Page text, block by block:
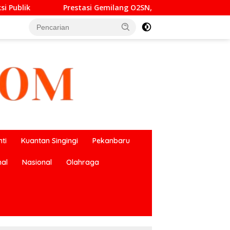
O2SN, UPT SMP Negeri 2 Bangkinang Kota Harumkan
Kuantan Singingi Pekanbaru
Nasional Olahraga